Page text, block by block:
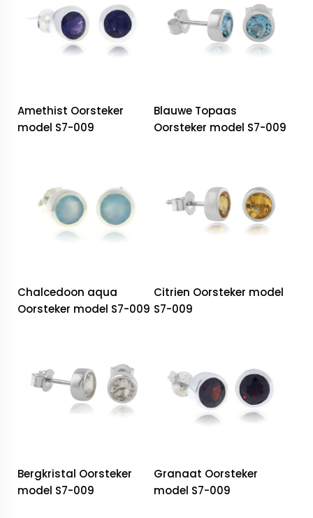
Amethist Oorsteker
model S7-009
Blauwe Topaas
Oorsteker model S7-009
Chalcedoon aqua
Oorsteker model S7-009
Citrien Oorsteker model
S7-009
Bergkristal Oorsteker
model S7-009
Granaat Oorsteker
model S7-009